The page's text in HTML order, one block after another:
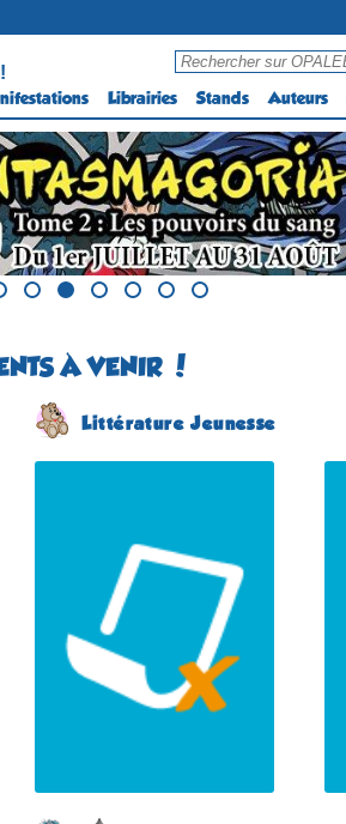
Librairies Stands Auteurs
À VENIR !
Littérature Jeunesse
Salon du Livre Jeunesse
le 5 septembre 2026
Plus d'informations